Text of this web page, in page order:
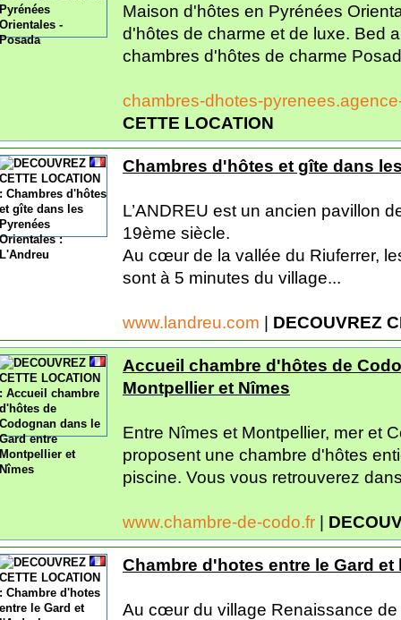
Maison d'hôtes en Pyrénées
d'hôtes de charme et de luxe. Bed
chambres d'hôtes de charme
chambres-dhotes-
CETTE LOCATION
Chambres d'hôtes et gîte dans
L’ANDREU est un ancien pavillon
19ème siècle.
Au cœur de la vallée du Riuferrer,
sont à 5 minutes du village...
www.landreu.com | DECOUVREZ
Accueil chambre d'hôtes de
Montpellier et Nîmes
Entre Nîmes et Montpellier, mer et
proposent une chambre d'hôtes
piscine. Vous vous retrouverez
www.chambre-de-codo.fr |
Chambre d'hotes entre le Gard et
Au cœur du village Renaissance